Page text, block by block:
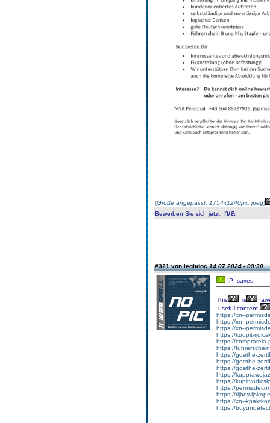
(Größe angepasst: 1754x1240px, jpeg)
Bewerben Sie sich jetzt: n/a
#321 von legitdoc14.07.2024 - 09:30
IP: saved
This is
useful-content.
https://xn--
https://xn--
https://xn--
https://koupit-
https://
https://
https://goethe-
https://goethe-
https://goethe-
https://
https://
https://
https://
https://xn--
https://